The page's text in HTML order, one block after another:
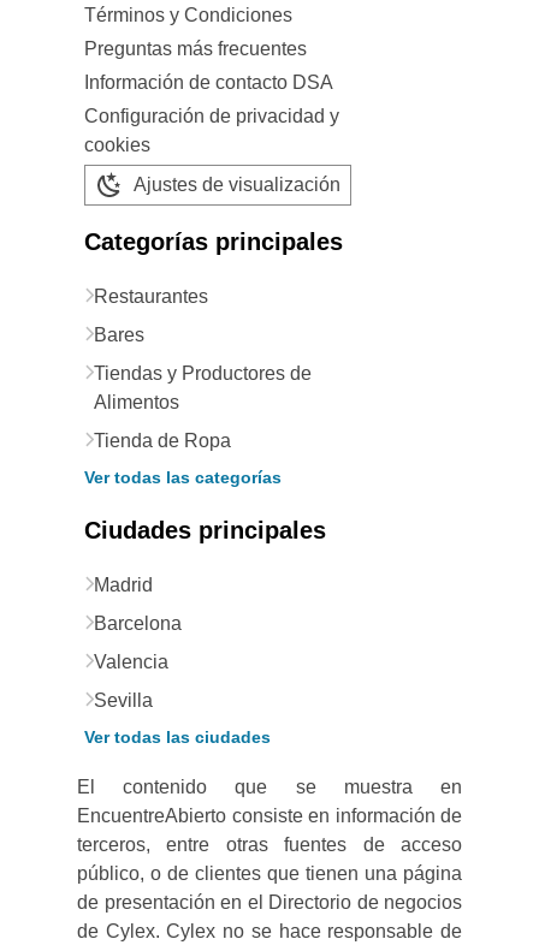
Términos y Condiciones
Preguntas más frecuentes
Información de contacto DSA
Configuración de privacidad y
cookies
Ajustes de visualización
Categorías principales
Restaurantes
Bares
Tiendas y Productores de
Alimentos
Tienda de Ropa
Ver todas las categorías
Ciudades principales
Madrid
Barcelona
Valencia
Sevilla
Ver todas las ciudades
El contenido que se muestra en
EncuentreAbierto consiste en información de
terceros, entre otras fuentes de acceso
público, o de clientes que tienen una página
de presentación en el Directorio de negocios
de Cylex. Cylex no se hace responsable de